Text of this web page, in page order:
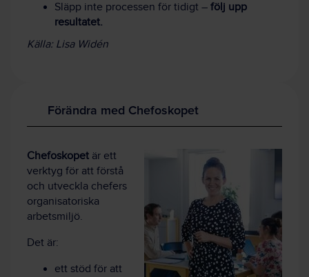
Släpp inte processen för tidigt – följ upp
resultatet.
Källa: Lisa Widén
Förändra med Chefoskopet
Chefoskopet är ett
verktyg för att förstå
och utveckla chefers
organisatoriska
arbetsmiljö.
Det är:
ett stöd för att